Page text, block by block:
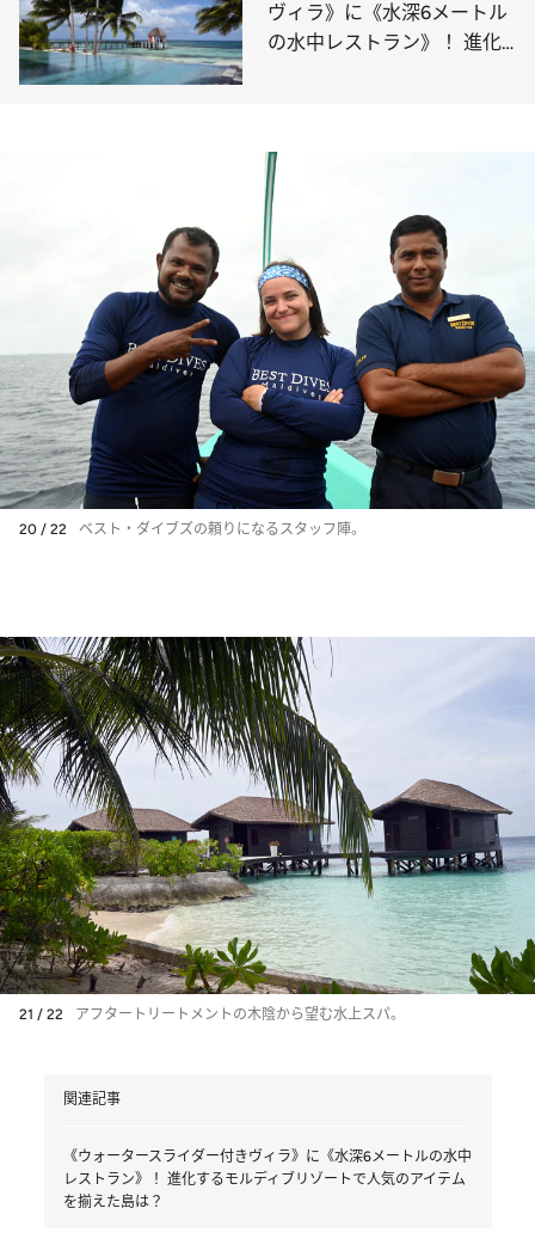
ヴィラ》に《水深6メートル
の水中レストラン》！ 進化
20 / 22 ベスト・ダイブズの頼りになるスタッフ陣。
21 / 22 アフタートリートメントの木陰から望む水上スパ。
関連記事
《ウォータースライダー付きヴィラ》に《水深6メートルの水中
レストラン》！ 進化するモルディブリゾートで人気のアイテム
を揃えた島は？